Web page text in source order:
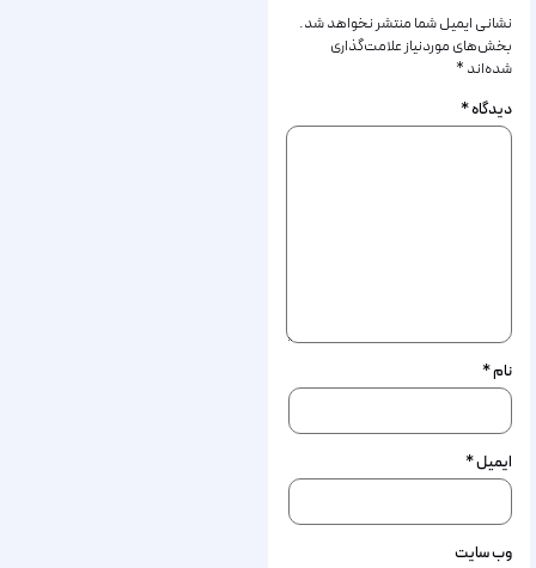
نشانی ایمیل شما منتشر نخواهد شد.
بخش‌های موردنیاز علامت‌گذاری
شده‌اند *
دیدگاه*
نام*
ایمیل*
وب‌ سایت